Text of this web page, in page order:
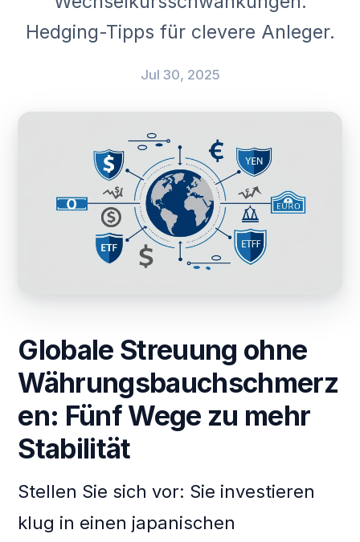
Hedging-Tipps für clevere Anleger.
Jul 30, 2025
Globale Streuung ohne
Währungsbauchschmerz
en: Fünf Wege zu mehr
Stabilität
Stellen Sie sich vor: Sie investieren
klug in einen japanischen